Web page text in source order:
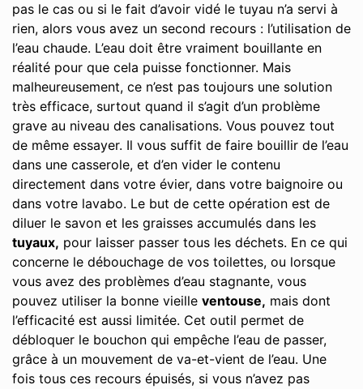
pas le cas ou si le fait d’avoir vidé le tuyau n’a servi à
rien, alors vous avez un second recours : l’utilisation de
l’eau chaude. L’eau doit être vraiment bouillante en
réalité pour que cela puisse fonctionner. Mais
malheureusement, ce n’est pas toujours une solution
très efficace, surtout quand il s’agit d’un problème
grave au niveau des canalisations. Vous pouvez tout
de même essayer. Il vous suffit de faire bouillir de l’eau
dans une casserole, et d’en vider le contenu
directement dans votre évier, dans votre baignoire ou
dans votre lavabo. Le but de cette opération est de
diluer le savon et les graisses accumulés dans les
tuyaux, pour laisser passer tous les déchets. En ce qui
concerne le débouchage de vos toilettes, ou lorsque
vous avez des problèmes d’eau stagnante, vous
pouvez utiliser la bonne vieille ventouse, mais dont
l’efficacité est aussi limitée. Cet outil permet de
débloquer le bouchon qui empêche l’eau de passer,
grâce à un mouvement de va-et-vient de l’eau. Une
fois tous ces recours épuisés, si vous n’avez pas